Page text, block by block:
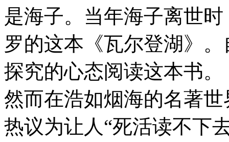
是海子。当年海子离世
罗的这本《瓦尔登湖》
探究的心态阅读这本书。
然而在浩如烟海的名著
热议为让人“死活读不下